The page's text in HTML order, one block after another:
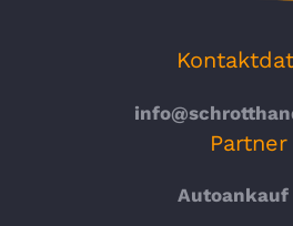
Partner
Autoankauf